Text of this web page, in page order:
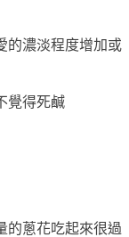
的濃淡程度增加或
覺得死鹹
的蔥花吃起來很過